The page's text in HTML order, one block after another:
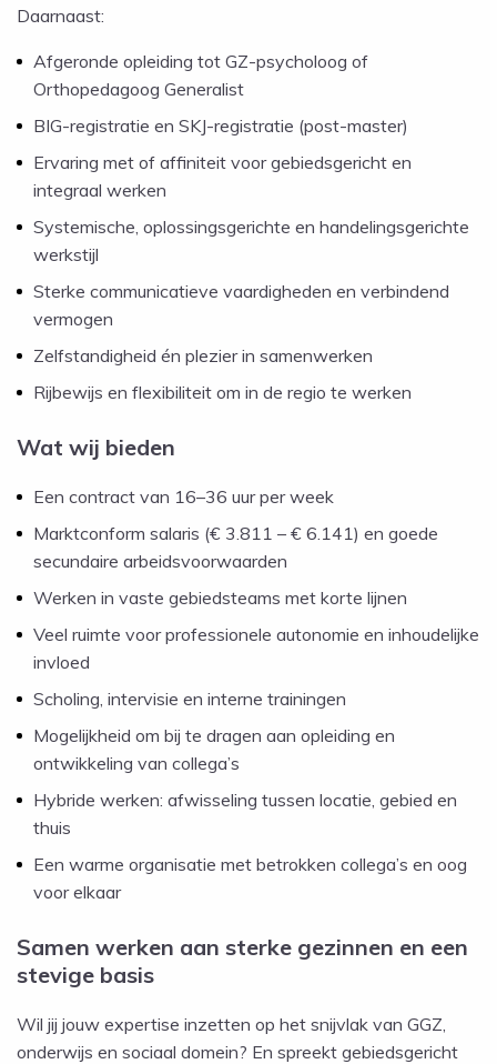
Daarnaast:
Afgeronde opleiding tot GZ-psycholoog of
Orthopedagoog Generalist
BIG-registratie en SKJ-registratie (post-master)
Ervaring met of affiniteit voor gebiedsgericht en
integraal werken
Systemische, oplossingsgerichte en handelingsgerichte
werkstijl
Sterke communicatieve vaardigheden en verbindend
vermogen
Zelfstandigheid én plezier in samenwerken
Rijbewijs en flexibiliteit om in de regio te werken
Wat wij bieden
Een contract van 16–36 uur per week
Marktconform salaris (€ 3.811 – € 6.141) en goede
secundaire arbeidsvoorwaarden
Werken in vaste gebiedsteams met korte lijnen
Veel ruimte voor professionele autonomie en inhoudelijke
invloed
Scholing, intervisie en interne trainingen
Mogelijkheid om bij te dragen aan opleiding en
ontwikkeling van collega’s
Hybride werken: afwisseling tussen locatie, gebied en
thuis
Een warme organisatie met betrokken collega’s en oog
voor elkaar
Samen werken aan sterke gezinnen en een
stevige basis
Wil jij jouw expertise inzetten op het snijvlak van GGZ,
onderwijs en sociaal domein? En spreekt gebiedsgericht